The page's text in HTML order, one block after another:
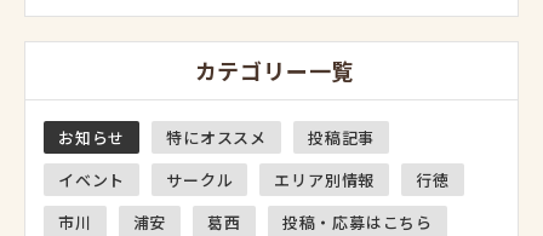
カテゴリー一覧
お知らせ 特にオススメ
投稿記事
イベント
サークル エリア別情報
行徳
市川
浦安 葛西
投稿・応募はこちら